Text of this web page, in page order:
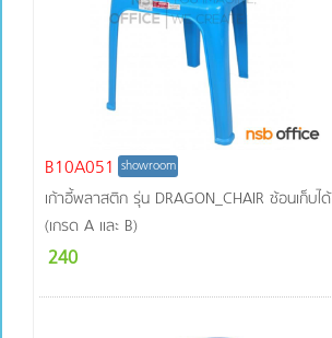
B10A051 showroom
เก้าอี้พลาสติก รุ่น DRAGON_CHAIR ซ้อนเก็บได้
(เกรด A และ B)
240